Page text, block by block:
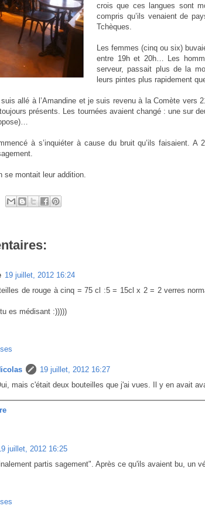
crois que ces langues sont
compris qu’ils venaient de
Tchèques.
Les femmes (cinq ou six)
entre 19h et 20h… Les
serveur, passait plus de la
leurs pintes plus rapidement
allé à l’Amandine et je suis revenu à la Comète vers
présents. Les tournées avaient changé : une sur
à s’inquiéter à cause du bruit qu’ils faisaient.
se montait leur addition.
19 juillet, 2012 16:24
de rouge à cinq = 75 cl :5 = 15cl x 2 = 2 verres
es médisant :)))))
19 juillet, 2012 16:27
mais c'était deux bouteilles que j'ai vues. Il y en avait
juillet, 2012 16:25
partis sagement". Après ce qu'ils avaient bu, un